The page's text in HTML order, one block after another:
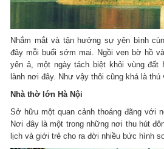
Nhắm mắt và tận hưởng sự yên bình
đây mỗi buổi sớm mai. Ngồi ven bờ hồ
yên ả, một ngày tách biệt khỏi vùng đất
lành nơi đây. Như vậy thôi cũng khá là thú
Nhà thờ lớn Hà Nội
Sở hữu một quan cảnh thoáng đãng với
Nơi đây là một trong những nơi thu hút
lịch và giới trẻ cho ra đời nhiều bức hình